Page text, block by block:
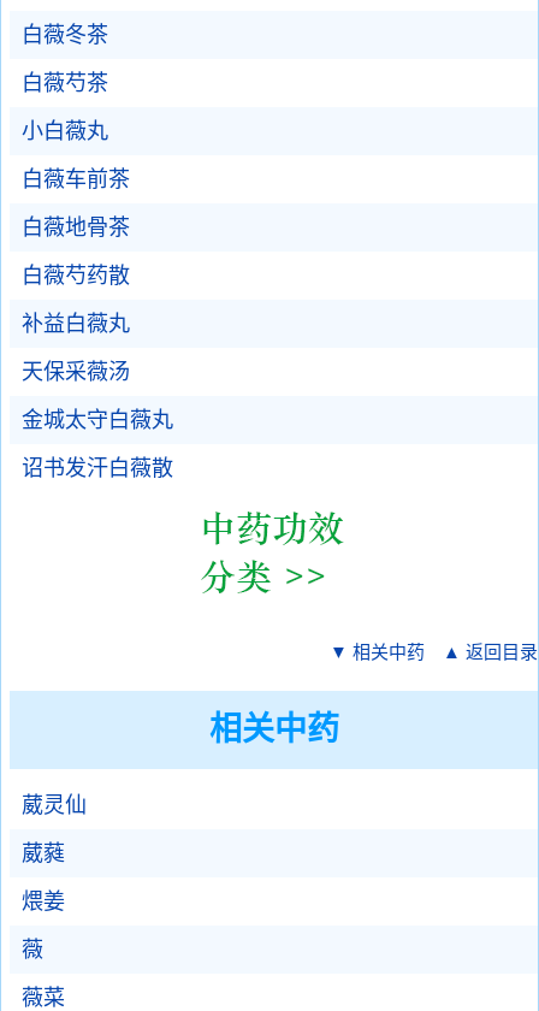
白薇冬茶
白薇芍茶
小白薇丸
白薇车前茶
白薇地骨茶
白薇芍药散
补益白薇丸
天保采薇汤
金城太守白薇丸
诏书发汗白薇散
▼ 相关中药 ▲ 返回目录
相关中药
葳灵仙
葳蕤
煨姜
薇
薇菜